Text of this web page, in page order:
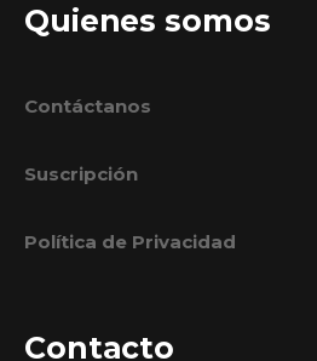
Quienes somos
Contáctanos
Suscripción
Política de Privacidad
Contacto